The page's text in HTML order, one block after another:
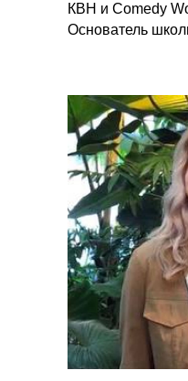
КВН и Comedy
Основатель